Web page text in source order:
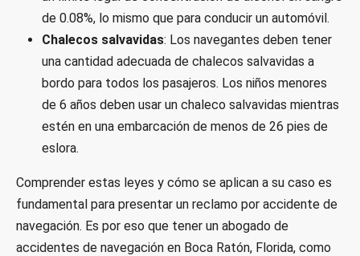
de 0.08%, lo mismo que para conducir un automóvil.
Chalecos salvavidas: Los navegantes deben tener
una cantidad adecuada de chalecos salvavidas a
bordo para todos los pasajeros. Los niños menores
de 6 años deben usar un chaleco salvavidas mientras
estén en una embarcación de menos de 26 pies de
eslora.
Comprender estas leyes y cómo se aplican a su caso es
fundamental para presentar un reclamo por accidente de
navegación. Es por eso que tener un abogado de
accidentes de navegación en Boca Ratón, Florida, como